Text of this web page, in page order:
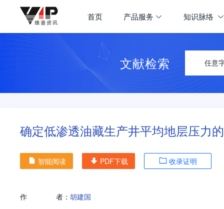
首页 产品服务 知识脉络
文献检索 任意
确定低渗透油藏生产井平均地层压力
智能阅读 PDF下载 收录证明
作 者： 胡建国